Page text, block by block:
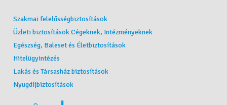
Szakmai felelősségbiztosítások
Üzleti biztosítások Cégeknek, Intézményeknek
Egészség, Baleset és Életbiztosítások
Hitelügyintézés
Lakás és Társasház biztosítások
Nyugdíjbiztosítások